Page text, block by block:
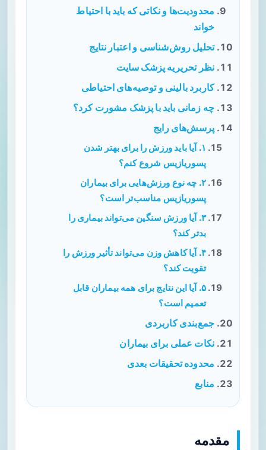
محدودیت‌ها و نکاتی که باید با احتیاط
خواند
تحلیل روش‌شناسی و اعتبار نتایج
نظر تحریریه پزشک سایت
کاربرد بالینی و توصیه‌های احتیاطی
چه زمانی باید با پزشک مشورت کرد؟
پرسش‌های رایج
۱. آیا باید ورزش را برای بهتر شدن
پسوریازیس شروع کنم؟
۲. چه نوع ورزش‌هایی برای بیماران
پسوریازیس مناسب‌تر است؟
۳. آیا ورزش سنگین می‌تواند بیماری را
بدتر کند؟
۴. آیا کاهش وزن می‌تواند تأثیر ورزش را
تقویت کند؟
۵. آیا این نتایج برای همه بیماران قابل
تعمیم است؟
جمع‌بندی کاربردی
نکات عملی برای بیماران
محدوده تحقیقات بعدی
منابع
مقدمه